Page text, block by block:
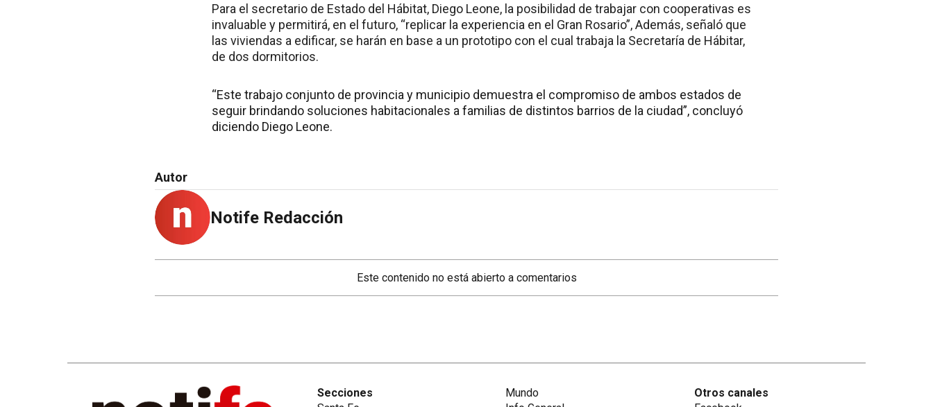
Para el secretario de Estado del Hábitat, Diego Leone, la posibilidad de trabajar con cooperativas es
invaluable y permitirá, en el futuro, “replicar la experiencia en el Gran Rosario”, Además, señaló que
las viviendas a edificar, se harán en base a un prototipo con el cual trabaja la Secretaría de Hábitar,
de dos dormitorios.
“Este trabajo conjunto de provincia y municipio demuestra el compromiso de ambos estados de
seguir brindando soluciones habitacionales a familias de distintos barrios de la ciudad”, concluyó
diciendo Diego Leone.
Autor
Notife Redacción
Este contenido no está abierto a comentarios
Secciones
Mundo
Otros canales